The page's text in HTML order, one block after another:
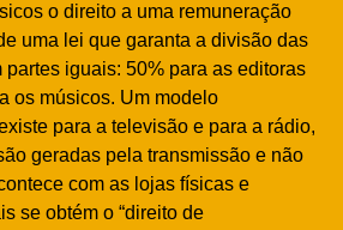
o direito a uma remuneração
uma lei que garanta a divisão das
partes iguais: 50% para as editoras
os músicos. Um modelo
para a televisão e para a rádio,
geradas pela transmissão e não
com as lojas físicas e
se obtém o “direito de